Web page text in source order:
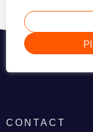
CONTACT